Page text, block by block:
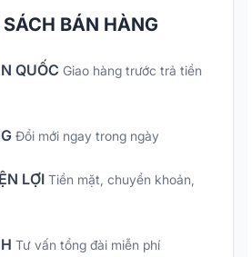
BÁN HÀNG
QUỐC Giao hàng trước trả tiền
Đổi mới ngay trong ngày
LỢI Tiền mặt, chuyển khoản,
Tư vấn tổng đài miễn phí